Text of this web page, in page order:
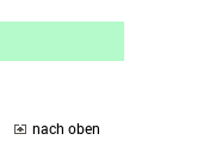
nach oben